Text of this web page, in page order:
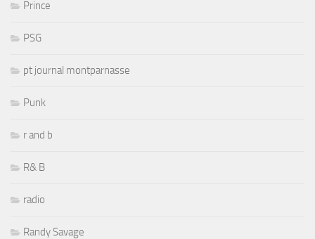
Prince
PSG
pt journal montparnasse
Punk
r and b
R& B
radio
Randy Savage